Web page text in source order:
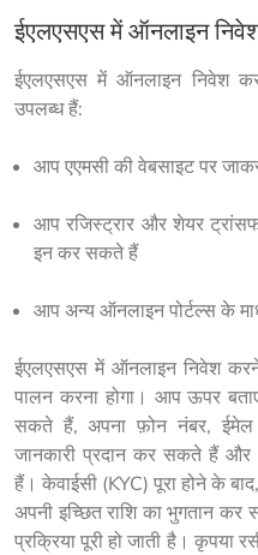
ईएलएसएस में ऑनलाइन
ईएलएसएस में ऑनलाइन निवेश
उपलब्ध हैं:
आप एएमसी की वेबसाइट पर
आप रजिस्ट्रार और शेयर
इन कर सकते हैं
आप अन्य ऑनलाइन पोर्टल्स के
ईएलएसएस में ऑनलाइन निवेश
पालन करना होगा। आप ऊपर
सकते हैं, अपना फ़ोन नंबर,
जानकारी प्रदान कर सकते हैं
हैं। केवाईसी (KYC) पूरा होने के
अपनी इच्छित राशि का भुगतान
प्रक्रिया पूरी हो जाती है।